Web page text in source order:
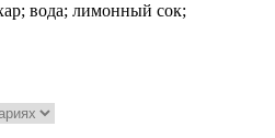
вода; лимонный сок;